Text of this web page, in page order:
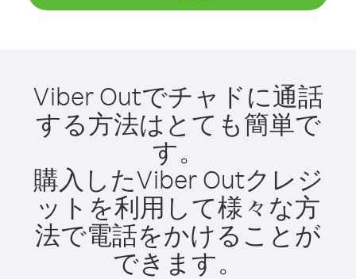
Viber Outでチャドに通話
する方法はとても簡単で
す。
購入したViber Outクレジ
ットを利用して様々な方
法で電話をかけることが
できます。